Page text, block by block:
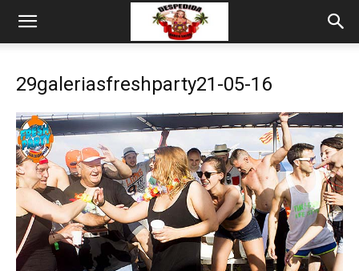
29galeriasfreshparty21-05-16